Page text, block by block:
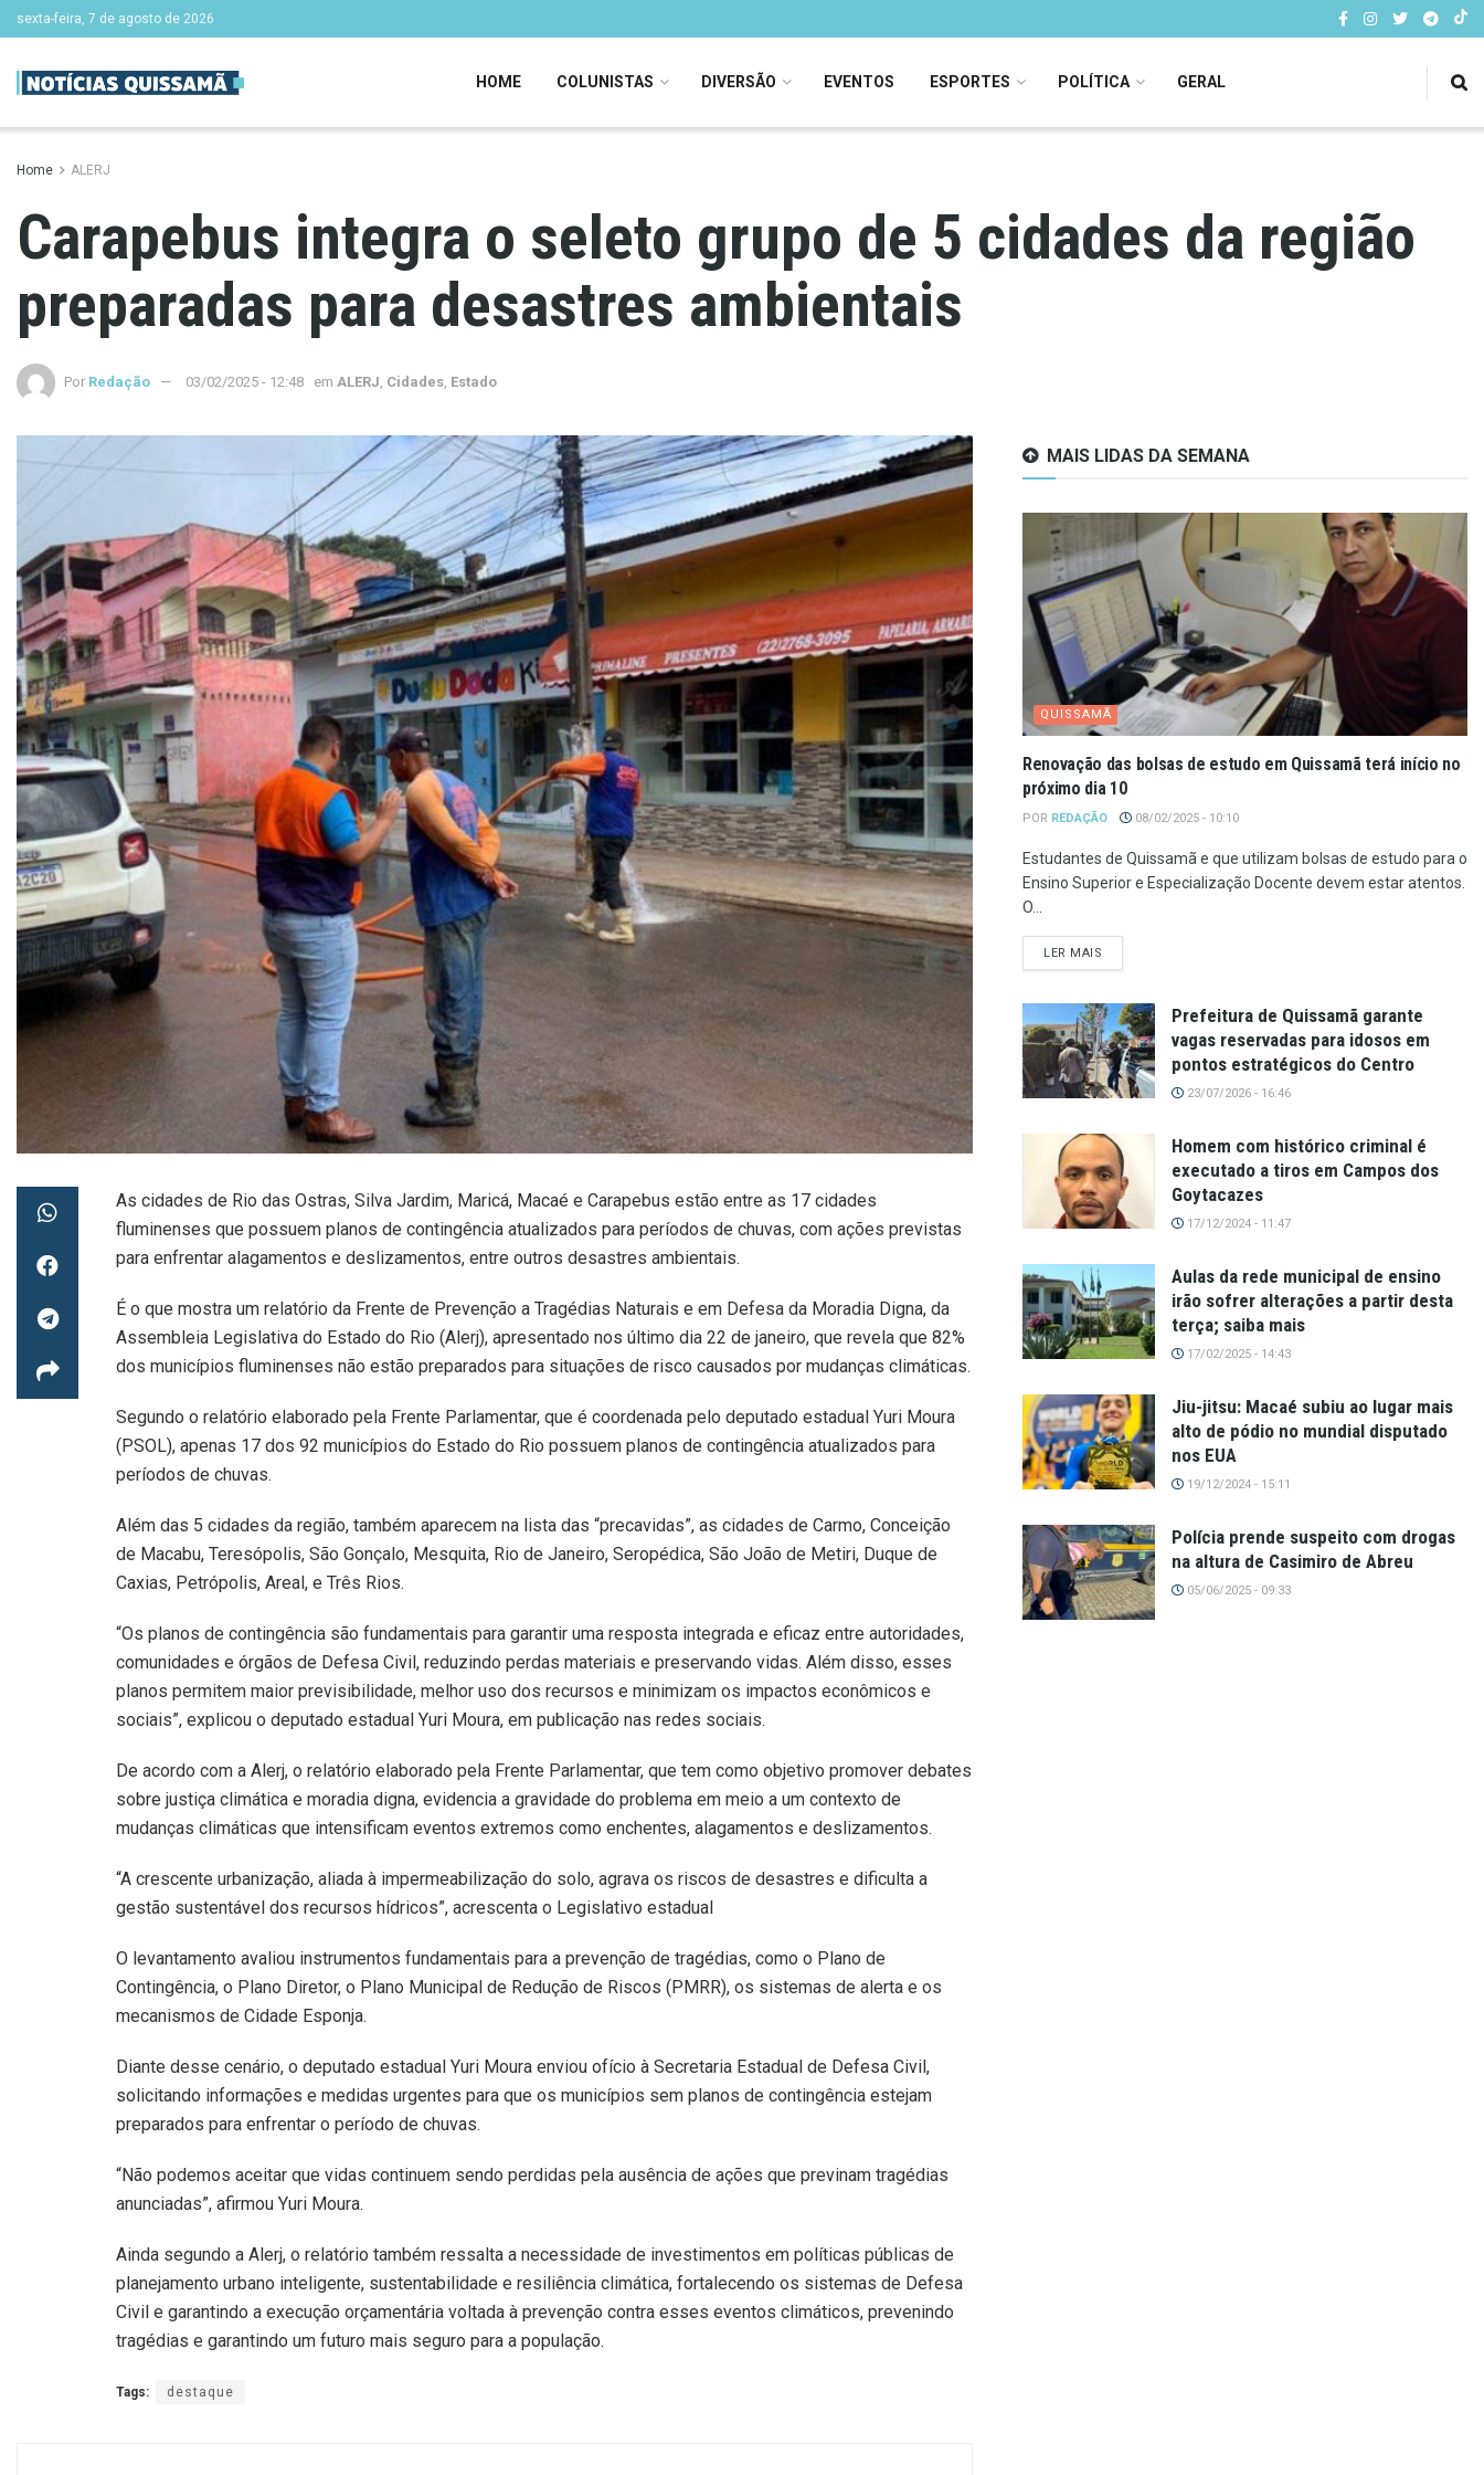
sexta-feira, 7 de agosto de 2026
HOME COLUNISTAS DIVERSÃO EVENTOS ESPORTES POLÍTICA GERAL
Home ALERJ
Carapebus integra o seleto grupo de 5 cidades da região
preparadas para desastres ambientais
Por Redação 03/02/2025 - 12:48 em ALERJ, Cidades, Estado
As cidades de Rio das Ostras, Silva Jardim, Maricá, Macaé e Carapebus estão entre as 17 cidades
fluminenses que possuem planos de contingência atualizados para períodos de chuvas, com ações previstas
para enfrentar alagamentos e deslizamentos, entre outros desastres ambientais.
É o que mostra um relatório da Frente de Prevenção a Tragédias Naturais e em Defesa da Moradia Digna, da
Assembleia Legislativa do Estado do Rio (Alerj), apresentado nos último dia 22 de janeiro, que revela que 82%
dos municípios fluminenses não estão preparados para situações de risco causados por mudanças climáticas.
Segundo o relatório elaborado pela Frente Parlamentar, que é coordenada pelo deputado estadual Yuri Moura
(PSOL), apenas 17 dos 92 municípios do Estado do Rio possuem planos de contingência atualizados para
períodos de chuvas.
Além das 5 cidades da região, também aparecem na lista das “precavidas”, as cidades de Carmo, Conceição
de Macabu, Teresópolis, São Gonçalo, Mesquita, Rio de Janeiro, Seropédica, São João de Metiri, Duque de
Caxias, Petrópolis, Areal, e Três Rios.
“Os planos de contingência são fundamentais para garantir uma resposta integrada e eficaz entre autoridades,
comunidades e órgãos de Defesa Civil, reduzindo perdas materiais e preservando vidas. Além disso, esses
planos permitem maior previsibilidade, melhor uso dos recursos e minimizam os impactos econômicos e
sociais”, explicou o deputado estadual Yuri Moura, em publicação nas redes sociais.
De acordo com a Alerj, o relatório elaborado pela Frente Parlamentar, que tem como objetivo promover debates
sobre justiça climática e moradia digna, evidencia a gravidade do problema em meio a um contexto de
mudanças climáticas que intensificam eventos extremos como enchentes, alagamentos e deslizamentos.
“A crescente urbanização, aliada à impermeabilização do solo, agrava os riscos de desastres e dificulta a
gestão sustentável dos recursos hídricos”, acrescenta o Legislativo estadual
O levantamento avaliou instrumentos fundamentais para a prevenção de tragédias, como o Plano de
Contingência, o Plano Diretor, o Plano Municipal de Redução de Riscos (PMRR), os sistemas de alerta e os
mecanismos de Cidade Esponja.
Diante desse cenário, o deputado estadual Yuri Moura enviou ofício à Secretaria Estadual de Defesa Civil,
solicitando informações e medidas urgentes para que os municípios sem planos de contingência estejam
preparados para enfrentar o período de chuvas.
“Não podemos aceitar que vidas continuem sendo perdidas pela ausência de ações que previnam tragédias
anunciadas”, afirmou Yuri Moura.
Ainda segundo a Alerj, o relatório também ressalta a necessidade de investimentos em políticas públicas de
planejamento urbano inteligente, sustentabilidade e resiliência climática, fortalecendo os sistemas de Defesa
Civil e garantindo a execução orçamentária voltada à prevenção contra esses eventos climáticos, prevenindo
tragédias e garantindo um futuro mais seguro para a população.
Tags: destaque
MAIS LIDAS DA SEMANA
QUISSAMÃ
Renovação das bolsas de estudo em Quissamã terá início no
próximo dia 10
POR REDAÇÃO 08/02/2025 - 10:10
Estudantes de Quissamã e que utilizam bolsas de estudo para o
Ensino Superior e Especialização Docente devem estar atentos.
O...
LER MAIS
Prefeitura de Quissamã garante
vagas reservadas para idosos em
pontos estratégicos do Centro
23/07/2026 - 16:46
Homem com histórico criminal é
executado a tiros em Campos dos
Goytacazes
17/12/2024 - 11:47
Aulas da rede municipal de ensino
irão sofrer alterações a partir desta
terça; saiba mais
17/02/2025 - 14:43
Jiu-jitsu: Macaé subiu ao lugar mais
alto de pódio no mundial disputado
nos EUA
19/12/2024 - 15:11
Polícia prende suspeito com drogas
na altura de Casimiro de Abreu
05/06/2025 - 09:33